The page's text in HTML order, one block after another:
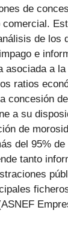
de
de los
e
asociada a la
ratios
concesión
a su
de
del 95% de
tanto